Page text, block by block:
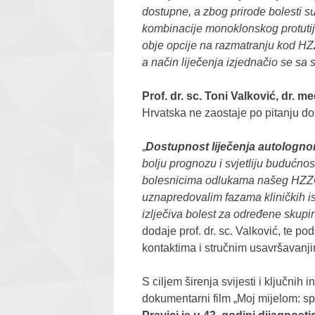
dostupne, a zbog prirode bolesti
kombinacije monoklonskog
obje opcije na razmatranju kod
a način liječenja izjednačio se sa
Prof. dr. sc. Toni Valković, dr.
Hrvatska ne zaostaje po pitanju
„Dostupnost liječenja
bolju prognozu i svjetliju
bolesnicima odlukama našeg
uznapredovalim fazama kliničkih
izlječiva bolest za određene
dodaje prof. dr. sc. Valković, te
kontaktima i stručnim
S ciljem širenja svijesti i ključnih
dokumentarni film „Moj mijelom: